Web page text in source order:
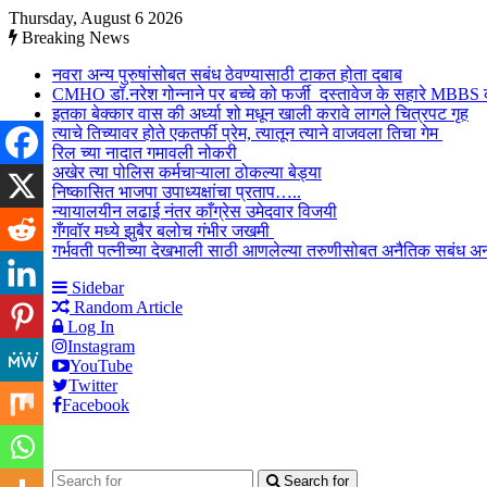
Thursday, August 6 2026
Breaking News
नवरा अन्य पुरुषांसोबत सबंध ठेवण्यासाठी टाकत होता दबाब
CMHO डॉ.नरेश गोन्नाने पर बच्चे को फर्जी दस्तावेज के सहारे MBBS
इतका बेक्कार वास की अर्ध्या शो मधून खाली करावे लागले चित्रपट गृह
त्याचे तिच्यावर होते एकतर्फी प्रेम, त्यातून त्याने वाजवला तिचा गेम
रिल च्या नादात गमावली नोकरी
अखेर त्या पोलिस कर्मचाऱ्याला ठोकल्या बेड्या
निष्कासित भाजपा उपाध्यक्षांचा प्रताप…..
न्यायालयीन लढाई नंतर काँग्रेस उमेदवार विजयी
गँगवॉर मध्ये झुबैर बलोच गंभीर जखमी
गर्भवती पत्नीच्या देखभाली साठी आणलेल्या तरुणीसोबत अनैतिक सबंध
Sidebar
Random Article
Log In
Instagram
YouTube
Twitter
Facebook
Search for